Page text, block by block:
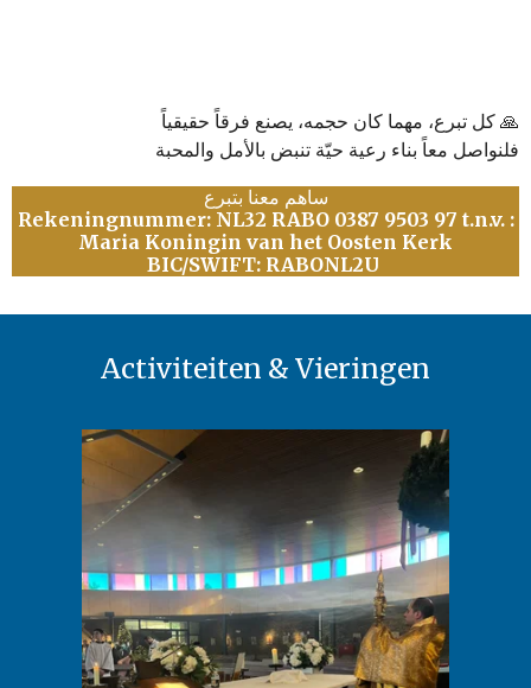
كل تبرع، مهما كان حجمه، يصنع فرقاً حقيقياً 🙏
فلنواصل معاً بناء رعية حيّة تنبض بالأمل والمحبة
ساهم معنا بتبرع
Rekeningnummer: NL32 RABO 0387 9503 97 t.n.v. :
Maria Koningin van het Oosten Kerk
BIC/SWIFT: RABONL2U
Activiteiten & Vieringen